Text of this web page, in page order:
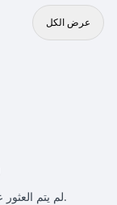
عرض الكل
لم يتم العثور على مقالات مطابقة للبحث الذي تم تحديده.